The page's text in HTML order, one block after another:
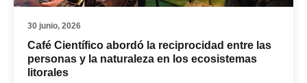
30 junio, 2026
Café Científico abordó la reciprocidad entre las
personas y la naturaleza en los ecosistemas
litorales